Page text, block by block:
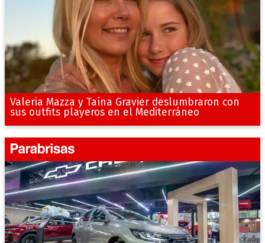
Valeria Mazza y Taína Gravier deslumbraron con
sus outfits playeros en el Mediterráneo